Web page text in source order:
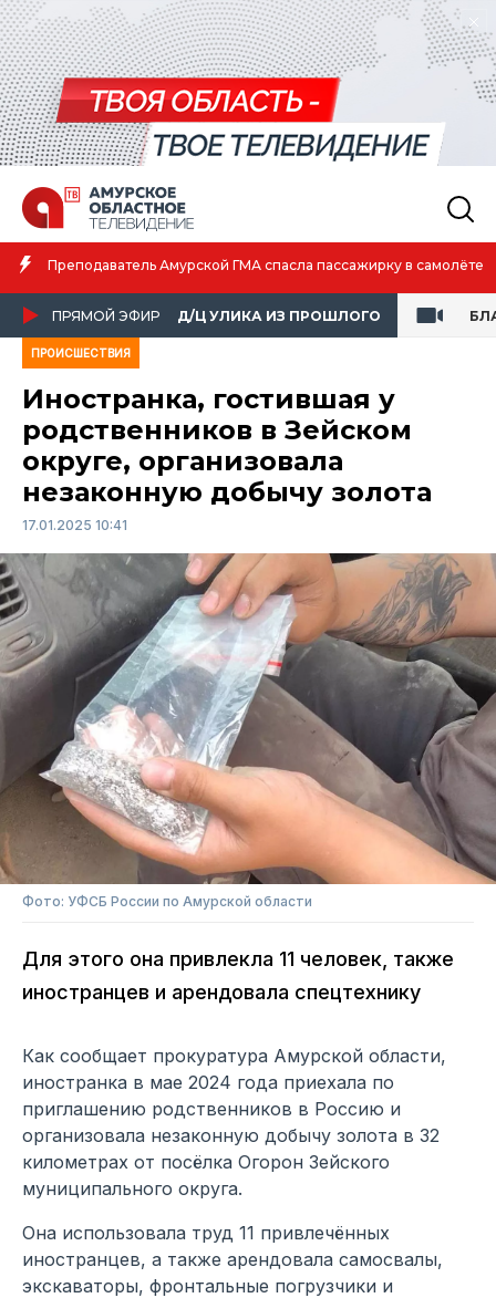
ГМА спасла пассажирку в самолёте
Амурская спортсменка
ПРЯМОЙ ЭФИР Д/Ц УЛИКА ИЗ ПРОШЛОГО
ПРОИСШЕСТВИЯ
Иностранка, гостившая у
родственников в Зейском
округе, организовала
незаконную добычу золота
17.01.2025 10:41
Фото: УФСБ России по Амурской области
Для этого она привлекла 11 человек, также
иностранцев и арендовала спецтехнику
Как сообщает прокуратура Амурской области,
иностранка в мае 2024 года приехала по
приглашению родственников в Россию и
организовала незаконную добычу золота в 32
километрах от посёлка Огорон Зейского
муниципального округа.
Она использовала труд 11 привлечённых
иностранцев, а также арендовала самосвалы,
экскаваторы, фронтальные погрузчики и